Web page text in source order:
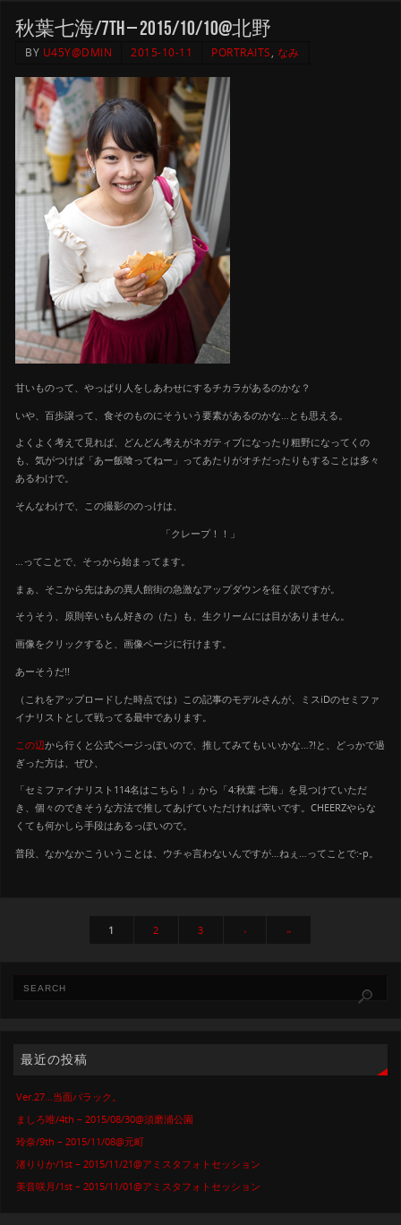
秋葉七海/7th – 2015/10/10@北野
BY U45Y@DMIN 2015-10-11 PORTRAITS, なみ
甘いものって、やっぱり人をしあわせにするチカラがあるのかな？
いや、百歩譲って、食そのものにそういう要素があるのかな…とも思える。
よくよく考えて見れば、どんどん考えがネガティブになったり粗野になってくの
も、気がつけば「あー飯喰ってねー」ってあたりがオチだったりもすることは多々
あるわけで。
そんなわけで、この撮影ののっけは、
「クレープ！！」
…ってことで、そっから始まってます。
まぁ、そこから先はあの異人館街の急激なアップダウンを征く訳ですが。
そうそう、原則辛いもん好きの（た）も、生クリームには目がありません。
画像をクリックすると、画像ページに行けます。
あーそうだ!!
（これをアップロードした時点では）この記事のモデルさんが、ミスiDのセミファ
イナリストとして戦ってる最中であります。
この辺から行くと公式ページっぽいので、推してみてもいいかな…?!と、どっかで過
ぎった方は、ぜひ、
「セミファイナリスト114名はこちら！」から「4:秋葉 七海」を見つけていただ
き、個々のできそうな方法で推してあげていただければ幸いです。CHEERZやらな
くても何かしら手段はあるっぽいので。
普段、なかなかこういうことは、ウチゃ言わないんですが…ねぇ…ってことで:-p。
1 2 3 › »
最近の投稿
Ver.27…当面バラック。
ましろ唯/4th – 2015/08/30@須磨浦公園
玲奈/9th – 2015/11/08@元町
渚りりか/1st – 2015/11/21@アミスタフォトセッション
美音咲月/1st – 2015/11/01@アミスタフォトセッション